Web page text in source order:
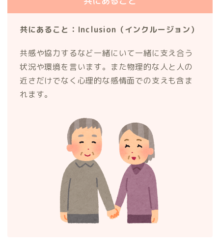
共にあること：Inclusion（インクルージョン）
共感や協力するなど一緒にいて一緒に支え合う
状況や環境を言います。また物理的な人と人の
近さだけでなく心理的な感情面での支えも含ま
れます。